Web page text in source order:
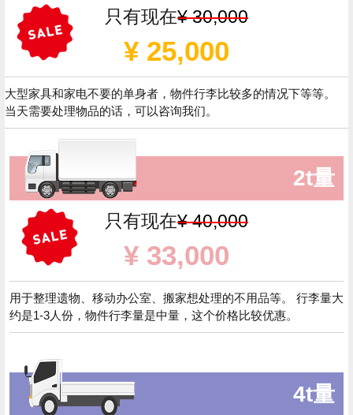
只有现在¥ 30,000
¥ 25,000
大型家具和家电不要的单身者，物件行李比较多的情况下等等。
当天需要处理物品的话，可以咨询我们。
2t量
只有现在¥ 40,000
¥ 33,000
用于整理遗物、移动办公室、搬家想处理的不用品等。 行李量大
约是1-3人份，物件行李量是中量，这个价格比较优惠。
4t量